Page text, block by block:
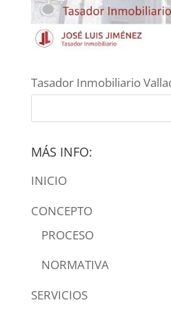
Tasador Inmobiliario
MÁS INFO:
INICIO
CONCEPTO
PROCESO
NORMATIVA
SERVICIOS